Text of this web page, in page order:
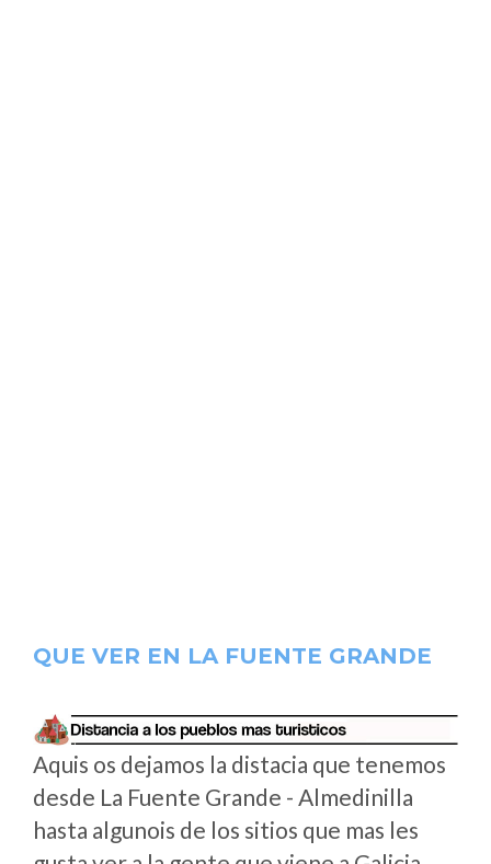
QUE VER EN LA FUENTE GRANDE
Aquis os dejamos la distacia que tenemos
desde La Fuente Grande - Almedinilla
hasta algunois de los sitios que mas les